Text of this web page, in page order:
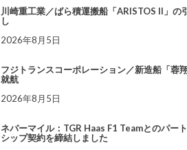
川崎重工業／ばら積運搬船「ARISTOS II」の
し
2026年8月5日
フジトランスコーポレーション／新造船「蓉翔
就航
2026年8月5日
ネバーマイル：TGR Haas F1 Teamとのパー
シップ契約を締結しました